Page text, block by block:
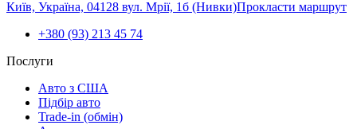
Київ, Україна, 04128 вул. Мрії, 1б (Нивки)Прокласти маршрут
+380 (93) 213 45 74
Послуги
Авто з США
Підбір авто
Trade-in (обмін)